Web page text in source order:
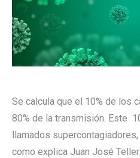
Se calcula que el 10% de los
80% de la transmisión. Este
llamados
como explica Juan José